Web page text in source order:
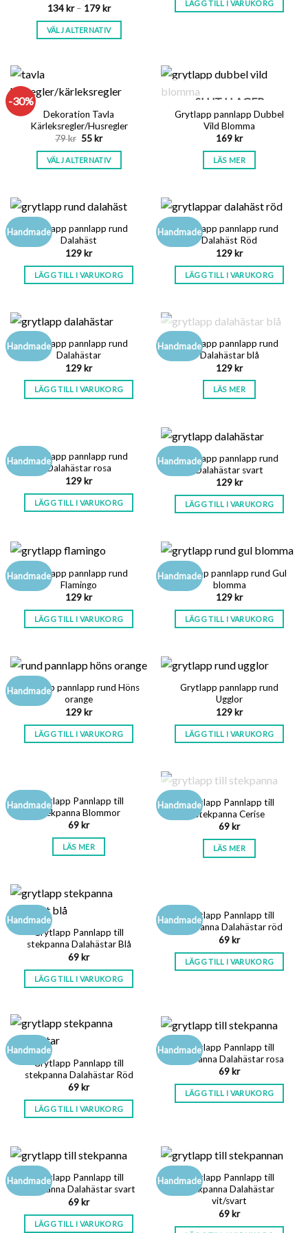
134kr– 179kr
VÄLJ ALTERNATIV
var:
är:
LÄGG TILL I VARUKORG
-30%
Dekoration Tavla
Kärleksregler/Husregler
79kr Det
priset
var:
55krDet
priset
är:
VÄLJ ALTERNATIV
SLUT I LAGER
Grytlapp pannlapp Dubbel
Vild Blomma
169kr
LÄS MER
HandmadeGrytlapp pannlapp rund
Dalahäst
129kr
LÄGG TILL I VARUKORG
HandmadeGrytlapp pannlapp rund
Dalahäst Röd
129kr
LÄGG TILL I VARUKORG
HandmadeGrytlapp pannlapp rund
Dalahästar
129kr
LÄGG TILL I VARUKORG
HandmadeSLUT I LAGER
Grytlapp pannlapp rund
Dalahästar blå
129kr
LÄS MER
HandmadeGrytlapp pannlapp rund
Dalahästar rosa
129kr
LÄGG TILL I VARUKORG
HandmadeGrytlapp pannlapp rund
Dalahästar svart
129kr
LÄGG TILL I VARUKORG
HandmadeGrytlapp pannlapp rund
Flamingo
129kr
LÄGG TILL I VARUKORG
Handmade
Grytlapp pannlapp rund Gul
blomma
129kr
LÄGG TILL I VARUKORG
Handmade
Grytlapp pannlapp rund Höns
orange
129kr
LÄGG TILL I VARUKORG
Grytlapp pannlapp rund
Ugglor
129kr
LÄGG TILL I VARUKORG
HandmadeSLUT I LAGER
Grytlapp Pannlapp till
stekpanna Blommor
69kr
LÄS MER
HandmadeSLUT I LAGER
Grytlapp Pannlapp till
stekpanna Cerise
69kr
LÄS MER
Handmade
Grytlapp Pannlapp till
stekpanna Dalahästar Blå
69kr
LÄGG TILL I VARUKORG
HandmadeGrytlapp Pannlapp till
stekpanna Dalahästar röd
69kr
LÄGG TILL I VARUKORG
Handmade
Grytlapp Pannlapp till
stekpanna Dalahästar Röd
69kr
LÄGG TILL I VARUKORG
HandmadeGrytlapp Pannlapp till
stekpanna Dalahästar rosa
69kr
LÄGG TILL I VARUKORG
HandmadeGrytlapp Pannlapp till
stekpanna Dalahästar svart
69kr
LÄGG TILL I VARUKORG
HandmadeGrytlapp Pannlapp till
stekpanna Dalahästar
vit/svart
69kr